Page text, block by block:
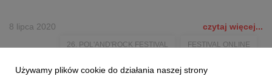
8 lipca 2020 czytaj więcej...
26. POL'AND'ROCK FESTIVAL FESTIVAL ONLINE
NAJPIĘKNIEJSZA DOMÓWKA ŚWIATA
Używamy plików cookie do działania naszej strony